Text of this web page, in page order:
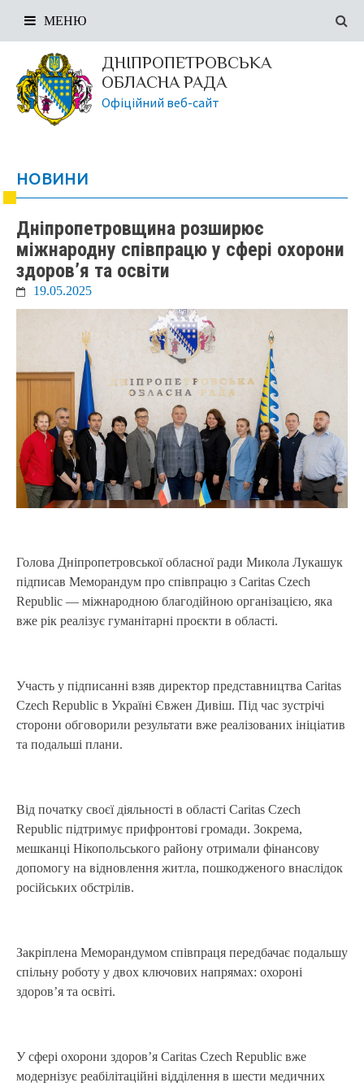
ДНІПРОПЕТРОВСЬКА
ОБЛАСНА РАДА
Офіційний веб-сайт
МЕНЮ
НОВИНИ
Дніпропетровщина розширює
міжнародну співпрацю у сфері охорони
здоров’я та освіти
19.05.2025
Голова Дніпропетровської обласної ради Микола Лукашук
підписав Меморандум про співпрацю з Caritas Czech
Republic — міжнародною благодійною організацією, яка
вже рік реалізує гуманітарні проєкти в області.
Участь у підписанні взяв директор представництва Caritas
Czech Republic в Україні Євжен Дивіш. Під час зустрічі
сторони обговорили результати вже реалізованих ініціатив
та подальші плани.
Від початку своєї діяльності в області Caritas Czech
Republic підтримує прифронтові громади. Зокрема,
мешканці Нікопольського району отримали фінансову
допомогу на відновлення житла, пошкодженого внаслідок
російських обстрілів.
Закріплена Меморандумом співпраця передбачає подальшу
спільну роботу у двох ключових напрямах: охороні
здоров’я та освіті.
У сфері охорони здоров’я Caritas Czech Republic вже
модернізує реабілітаційні відділення в шести медичних